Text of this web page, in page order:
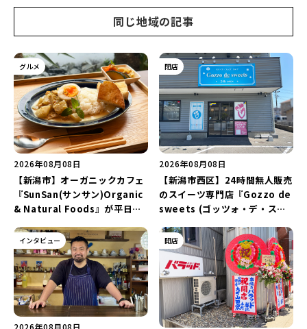
同じ地域の記事
グルメ
2026年08月08日
【新潟市】オーガニックカフェ
『SunSan(サンサン)Organic
& Natural Foods』が平日ラ
「抗酸化☆レモンチキンカレ
ー」と「美容と健康を考えたプ
レートランチ」を実食レポート
♪
閉店
2026年08月08日
【新潟市西区】24時間無人販売
のスイーツ専門店『Gozzo de
sweets (ゴッツォ・デ・スイ
店…。一部商品は姉妹店で販売
継続！
インタビュー
2026年08月08日
開店